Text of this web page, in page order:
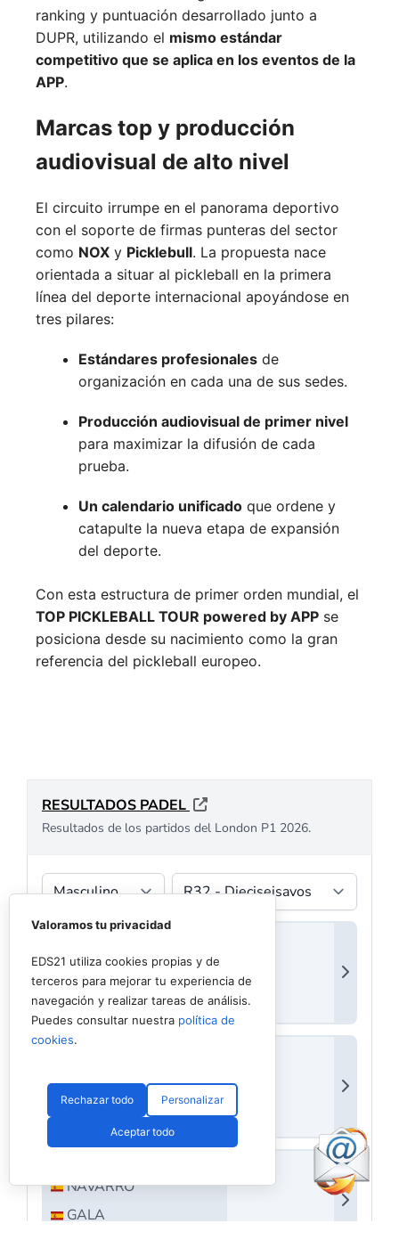
ranking y puntuación desarrollado junto a
DUPR, utilizando el mismo estándar
competitivo que se aplica en los eventos de la
APP.
Marcas top y producción
audiovisual de alto nivel
El circuito irrumpe en el panorama deportivo
con el soporte de firmas punteras del sector
como NOX y Picklebull. La propuesta nace
orientada a situar al pickleball en la primera
línea del deporte internacional apoyándose en
tres pilares:
Estándares profesionales de
organización en cada una de sus sedes.
Producción audiovisual de primer nivel
para maximizar la difusión de cada
prueba.
Un calendario unificado que ordene y
catapulte la nueva etapa de expansión
del deporte.
Con esta estructura de primer orden mundial, el
TOP PICKLEBALL TOUR powered by APP se
posiciona desde su nacimiento como la gran
referencia del pickleball europeo.
Valoramos tu privacidad
EDS21 utiliza cookies propias y de
terceros para mejorar tu experiencia de
navegación y realizar tareas de análisis.
Puedes consultar nuestra política de
cookies.
Rechazar todo Personalizar
Aceptar todo